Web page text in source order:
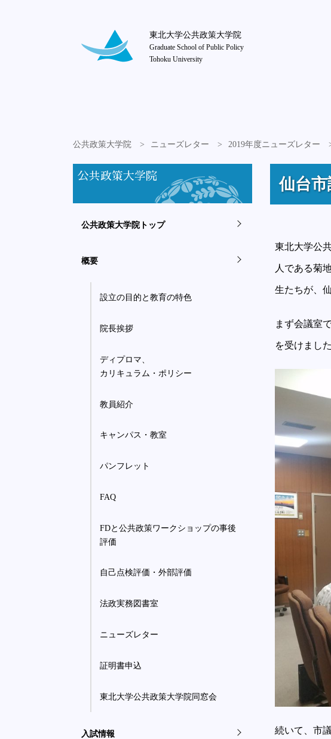
東北大学公共政策大学院
Graduate School of Public Policy
Tohoku University
公共政策大学院 ニューズレター 2019年度ニューズレター
仙台市
東北大学公
人である菊
生たちが、
まず会議室
を受けました
続いて、市
公共政策大学院
公共政策大学院トップ
概要
設立の目的と教育の特色
院長挨拶
ディプロマ、
カリキュラム・ポリシー
教員紹介
キャンパス・教室
パンフレット
FAQ
FDと公共政策ワークショップの事後
評価
自己点検評価・外部評価
法政実務図書室
ニューズレター
証明書申込
東北大学公共政策大学院同窓会
入試情報